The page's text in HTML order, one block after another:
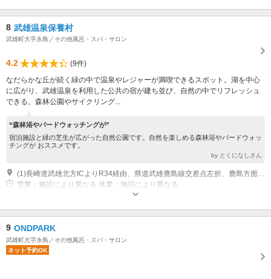
8 武雄温泉保養村
武雄町大字永島／その他風呂・スパ・サロン
4.2
(9件)
なだらかな丘が続く緑の中で温泉やレジャーが満喫できるスポット。湖を中心
に広がり、武雄温泉を利用した公共の宿が建ち並び、自然の中でリフレッシュ
できる。森林公園やサイクリング...
“森林浴やバードウォッチングが”
宿泊施設と緑の芝生が広がった自然公園です。自然を楽しめる森林浴やバードウォッ
チングが おススメです。
by とくになしさん
(1)長崎道武雄北方ICよりR34経由、県道武雄鹿島線交差点左折、鹿島方面へ10分
営業：施設により異なる 休業：施設により異なる
9 ONDPARK
武雄町大字永島／その他風呂・スパ・サロン
ネット予約OK